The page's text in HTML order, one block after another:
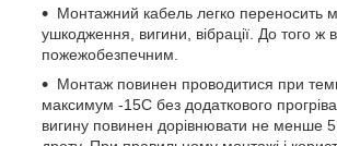
Монтажний кабель легко переносить
ушкодження, вигини, вібрації. До того ж
пожежобезпечним.
Монтаж повинен проводитися при
максимум -15С без додаткового
вигину повинен дорівнювати не менше 5